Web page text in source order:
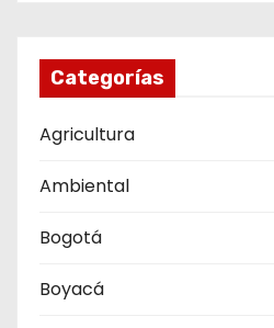
Categorías
Agricultura
Ambiental
Bogotá
Boyacá